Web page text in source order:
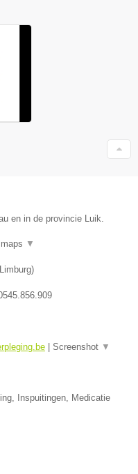
en in de provincie Luik.
▼
Limburg)
| Screenshot ▼
Inspuitingen, Medicatie